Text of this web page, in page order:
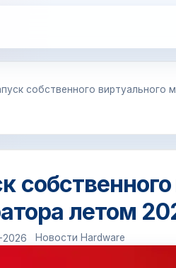
собственного виртуального
летом
2026 Новости Hardware